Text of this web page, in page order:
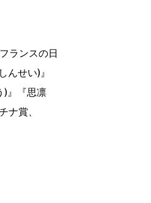
ランスの日
せい)』
)』『思凛
ナ賞、